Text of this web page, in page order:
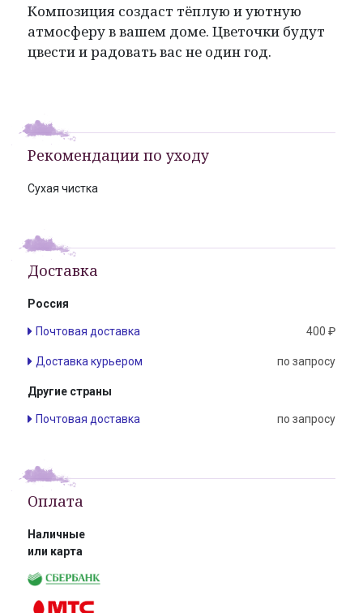
Композиция создаст тёплую и уютную
атмосферу в вашем доме. Цветочки будут
цвести и радовать вас не один год.
Рекомендации по уходу
Сухая чистка
Доставка
Россия
Почтовая доставка 400 ₽
Доставка курьером по запросу
Другие страны
Почтовая доставка по запросу
Оплата
Наличные
или карта